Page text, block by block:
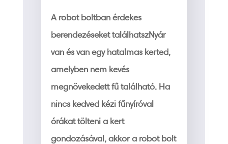
A robot boltban érdekes
berendezéseket találhatszNyár
van és van egy hatalmas kerted,
amelyben nem kevés
megnövekedett fű található. Ha
nincs kedved kézi fűnyíróval
órákat tölteni a kert
gondozásával, akkor a robot bolt